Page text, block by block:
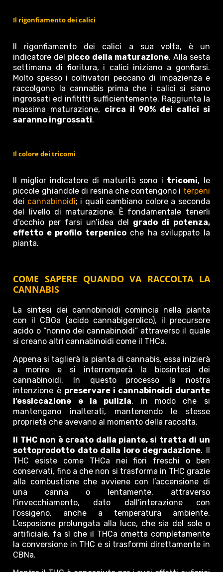
Il rigonfiamento dei calici
Il rigonfiamento dei calici a sua volta, è un
indicatore del picco della maturazione. Alla sesta
settimana di fioritura, i calici iniziano a gonfiarsi.
Molto spesso i coltivatori peccano di impazienza e
raccolgono la cannabis prima che i calici si siano
ingrossati ed infititti sufficientemente. Raggiunta la
massima maturazione, circa il 90% dei calici si
saranno ingrossati.
Il colore dei tricomi
Il miglior indicatore di maturità sono i tricomi, le
piccole ghiandole di resina che contengono i terpeni
dei cannabinoidi; i quali cambiano colore a seconda
del livello di maturazione. È fondamentale tenerli
d’occhio per farsi un’idea del grado di potenza,
effetto e profilo terpenicoche ha sviluppato la
pianta.
COME SAPERE QUANDO VA RACCOLTA LA
CANNABIS
La sintesi dei cannobinoidi comincia nella pianta
con il CBGa (acido cannabigerolico), il precursore
acido o “nonno dei cannabinoidi” attraverso il quale
si creano altri cannabinoidi come il THCa.
Appena si taglierà la pianta di cannabis, essa inizierà
a morire e si interromperà la biosintesi dei
cannabinoidi. In questo processo la nostra
intenzione è preservare i cannabinoidi durante
l’essiccazione e la pulizia, in modo che si
mantengano inalterati, mantenendo le stesse
proprietà che avevano al momento della raccolta.
Il THC non è creato dalla piante, si tratta di un
sottoprodotto dato dalla loro degradazione. Il
THC esiste come THCa nei fiori freschi o ben
conservati, fino a che non si trasforma in THC grazie
alla combustione che avviene con l’accensione di
una canna o lentamente, attraverso
l’invecchiamento, dato dall’interazione con
l’ossigeno, anche a temperatura ambiente.
L’esposione prolungata alla luce, che sia del sole o
artificiale, fa sì che il THCa ometta completamente
la conversione in THC e si trasformi direttamente in
CBNa.